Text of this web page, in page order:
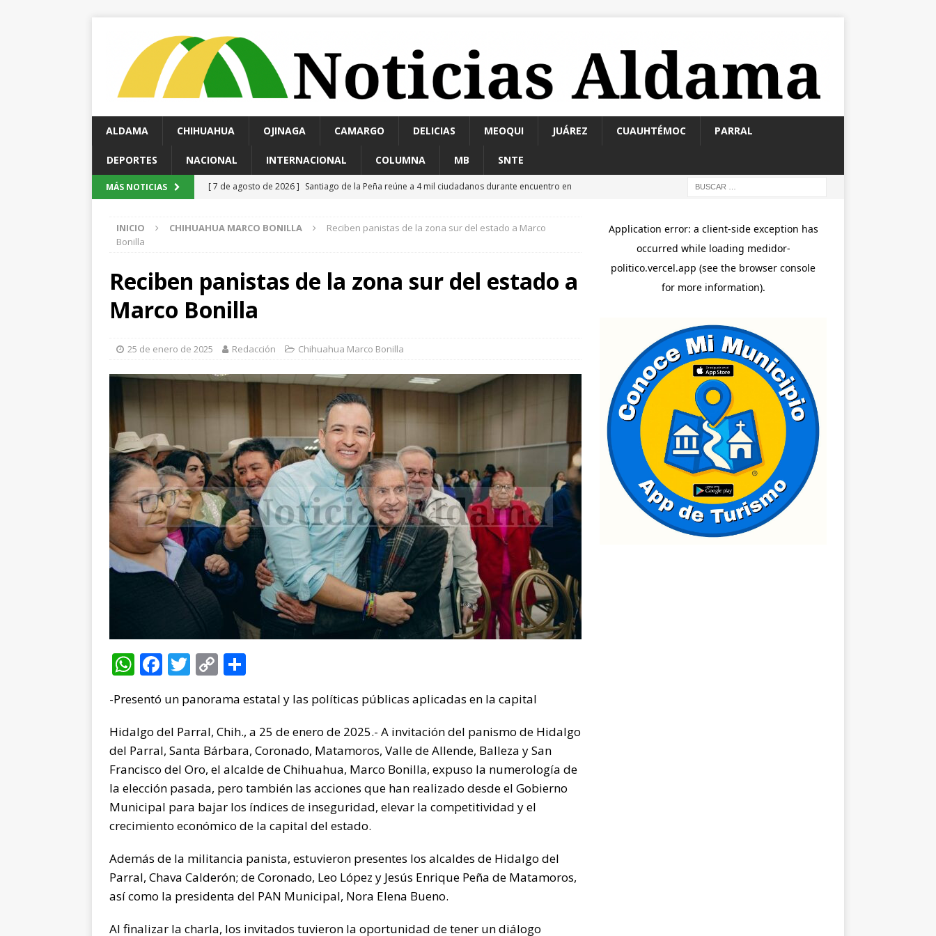
ALDAMA CHIHUAHUA OJINAGA CAMARGO DELICIAS MEOQUI JUÁREZ CUAUHTÉMOC PARRAL
DEPORTES NACIONAL INTERNACIONAL COLUMNA MB SNTE
MÁS NOTICIAS [ 7 de agosto de 2026 ] Arrestan a 6 y aseguran 100 gramos de cristal
ESTATAL
Parque Colibrí
CHIHUAHUA MARCO BONILLA
aprehensión
ESTATAL
[ 7 de agosto de 2026 ]
encuestas
CHIHUAHUA MARCO BONILLA
[ 7 de agosto de 2026 ] Reanuda servicio Ruta Bowí UACH Campus 2 el lunes 10 de agosto
Santiago de la Peña reúne a 4 mil ciudadanos durante encuentro en
Chihuahua
ESTATAL
INICIO CHIHUAHUA MARCO BONILLA
Reciben panistas de la zona sur del estado a Marco
Bonilla
Reciben panistas de la zona sur del estado a
Marco Bonilla
25 de enero de 2025 Redacción Chihuahua Marco Bonilla
W
at
s
A
p
p
F
c
e
b
o
o
k
T
it
te
r
C
p
y
Li
n
k
m
p
ar
ti
r
-Presentó un panorama estatal y las políticas públicas aplicadas en la capital
Hidalgo del Parral, Chih., a 25 de enero de 2025.- A invitación del panismo de Hidalgo
del Parral, Santa Bárbara, Coronado, Matamoros, Valle de Allende, Balleza y San
Francisco del Oro, el alcalde de Chihuahua, Marco Bonilla, expuso la numerología de
la elección pasada, pero también las acciones que han realizado desde el Gobierno
Municipal para bajar los índices de inseguridad, elevar la competitividad y el
crecimiento económico de la capital del estado.
Además de la militancia panista, estuvieron presentes los alcaldes de Hidalgo del
Parral, Chava Calderón; de Coronado, Leo López y Jesús Enrique Peña de Matamoros,
así como la presidenta del PAN Municipal, Nora Elena Bueno.
Al finalizar la charla, los invitados tuvieron la oportunidad de tener un diálogo